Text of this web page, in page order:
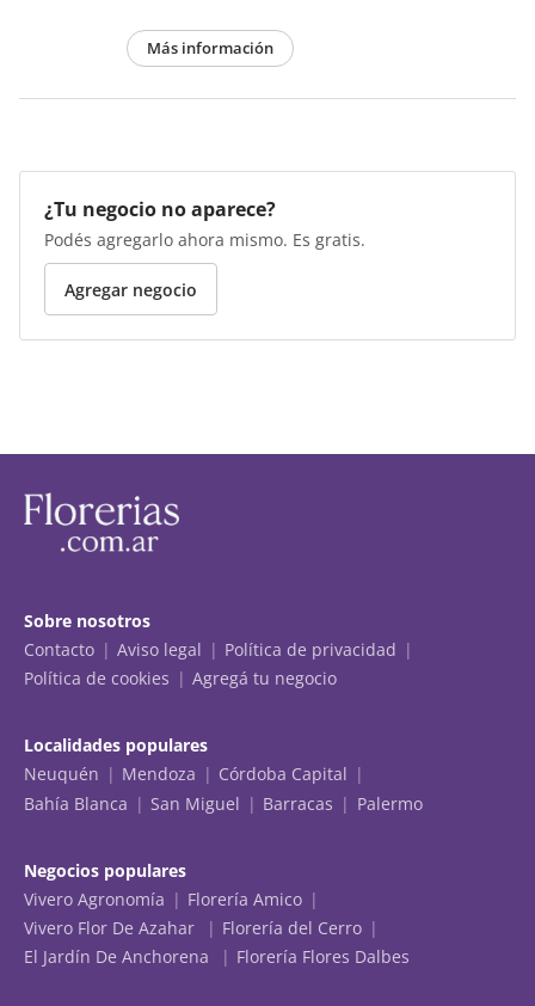
Más información
¿Tu negocio no aparece?
Podés agregarlo ahora mismo. Es gratis.
Agregar negocio
Sobre nosotros
Contacto
Aviso legal
Política de privacidad
Política de cookies
Agregá tu negocio
Localidades populares
Neuquén
Mendoza
Córdoba Capital
Bahía Blanca
San Miguel Barracas Palermo
Negocios populares
Vivero Agronomía
Florería Amico
Vivero Flor De Azahar
Florería del Cerro
El Jardín De Anchorena
Florería Flores Dalbes